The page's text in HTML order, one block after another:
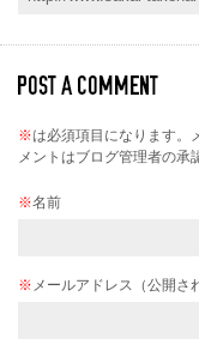
※は必須項目になります。
メントはブログ管理者の承
※名前
※ メールアドレス（公開さ